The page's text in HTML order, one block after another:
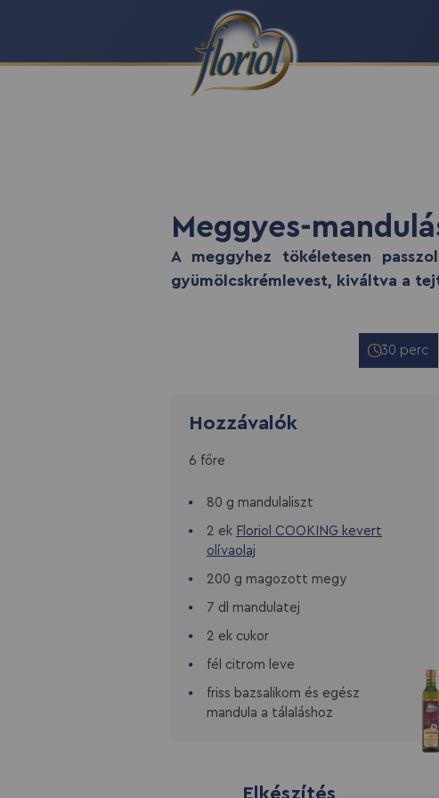
Meggyes-
A meggyhez tökéletesen
gyümölcskrémlevest, kiváltva a
30 perc
Hozzávalók
6 főre
80 g mandulaliszt
2 ek Floriol COOKING kevert
olívaolaj
200 g magozott megy
7 dl mandulatej
2 ek cukor
fél citrom leve
friss bazsalikom és egész
mandula a tálaláshoz
Elkészítés